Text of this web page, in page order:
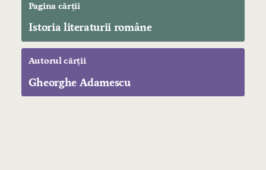
Pagina cărții
Istoria literaturii române
Autorul cărții
Gheorghe Adamescu